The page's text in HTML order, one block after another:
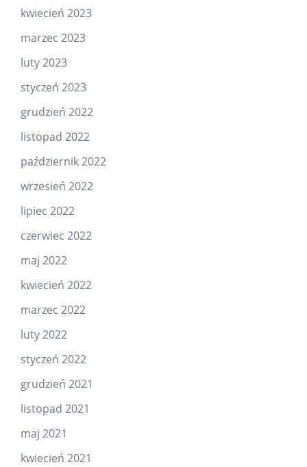
kwiecień 2023
marzec 2023
luty 2023
styczeń 2023
grudzień 2022
listopad 2022
październik 2022
wrzesień 2022
lipiec 2022
czerwiec 2022
maj 2022
kwiecień 2022
marzec 2022
luty 2022
styczeń 2022
grudzień 2021
listopad 2021
maj 2021
kwiecień 2021